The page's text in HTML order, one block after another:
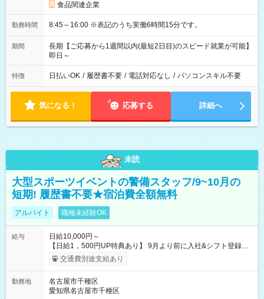
食品関連企業
勤務時間 8:45～16:00 ※表記のうち実働6時間15分です。
期間
長期【ご応募から1週間以内(最短2日目)のスピード就業が可能】
即日～
特徴 日払いOK / 履歴書不要 / 電話対応なし / パソコンスキル不要
気になる！ 応募する 詳細へ
未読
大型スポーツイベントの警備スタッフ/9~10月の
短期! 履歴書不要★宿泊費全額無料
アルバイト 職種未経験OK
給与
日給10,000円～
【日給1，500円UP特典あり】 9月より前に入社&シフト登録す
ると 期間中(9/16~10/23) の日給がUP! 日給1万1500円でしっか
り稼げます♪ 【試用期間】試用期間なし
交通費別途支給あり
勤務地
名古屋市千種区
愛知県名古屋市千種区